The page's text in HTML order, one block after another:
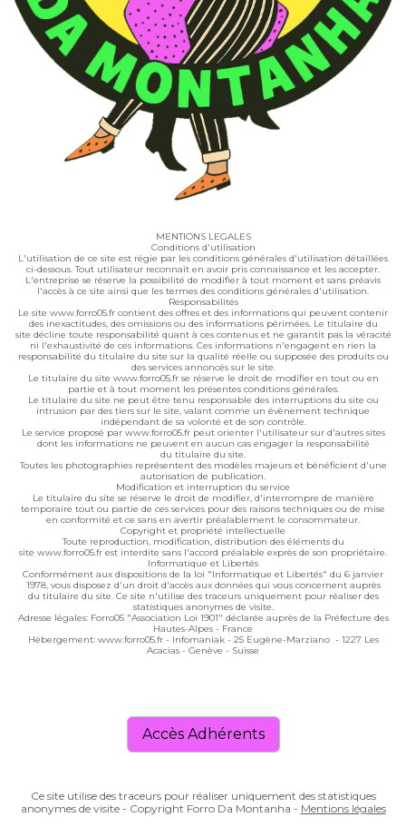
MENTIONS LEGALES
Conditions d'utilisation
L'utilisation de ce site est régie par les conditions générales d'utilisation détaillées
ci-dessous. Tout utilisateur reconnaît en avoir pris connaissance et les accepter.
L'entreprise se réserve la possibilité de modifier à tout moment et sans préavis
l'accès à ce site ainsi que les termes des conditions générales d'utilisation.
Responsabilités
Le site www.forro05.fr contient des offres et des informations qui peuvent contenir
des inexactitudes, des omissions ou des informations périmées. Le titulaire du
site décline toute responsabilité quant à ces contenus et ne garantit pas la véracité
ni l'exhaustivité de ces informations. Ces informations n'engagent en rien la
responsabilité du titulaire du site sur la qualité réelle ou supposée des produits ou
des services annoncés sur le site.
Le titulaire du site www.forro05.fr se réserve le droit de modifier en tout ou en
partie et à tout moment les présentes conditions générales.
Le titulaire du site ne peut être tenu responsable des interruptions du site ou
intrusion par des tiers sur le site, valant comme un évènement technique
indépendant de sa volonté et de son contrôle.
Le service proposé par www.forro05.fr peut orienter l'utilisateur sur d'autres sites
dont les informations ne peuvent en aucun cas engager la responsabilité
du titulaire du site.
Toutes les photographies représentent des modèles majeurs et bénéficient d'une
autorisation de publication.
Modification et interruption du service
Le titulaire du site se réserve le droit de modifier, d'interrompre de manière
temporaire tout ou partie de ces services pour des raisons techniques ou de mise
en conformité et ce sans en avertir préalablement le consommateur.
Copyright et propriété intellectuelle
Toute reproduction, modification, distribution des éléments du
site www.forro05.fr est interdite sans l'accord préalable exprès de son propriétaire.
Informatique et Libertés
Conformément aux dispositions de la loi "Informatique et Libertés" du 6 janvier
1978, vous disposez d'un droit d'accès aux données qui vous concernent auprès
du titulaire du site. Ce site n'utilise des traceurs uniquement pour réaliser des
statistiques anonymes de visite.
Adresse légales: Forro05 "Association Loi 1901" déclarée auprès de la Préfecture des
Hautes-Alpes - France
Hébergement: www.forro05.fr - Infomaniak - 25 Eugène-Marziano - 1227 Les
Acacias - Genève - Suisse
Accès Adhérents
Ce site utilise des traceurs pour réaliser uniquement des statistiques
anonymes de visite - Copyright Forro Da Montanha - Mentions légales